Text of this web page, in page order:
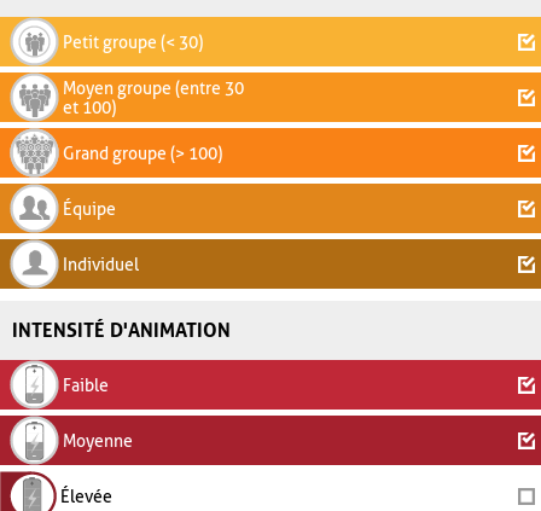
Petit groupe (< 30)
Moyen groupe (entre 30
et 100)
Grand groupe (> 100)
Équipe
Individuel
INTENSITÉ D'ANIMATION
Faible
Moyenne
Élevée